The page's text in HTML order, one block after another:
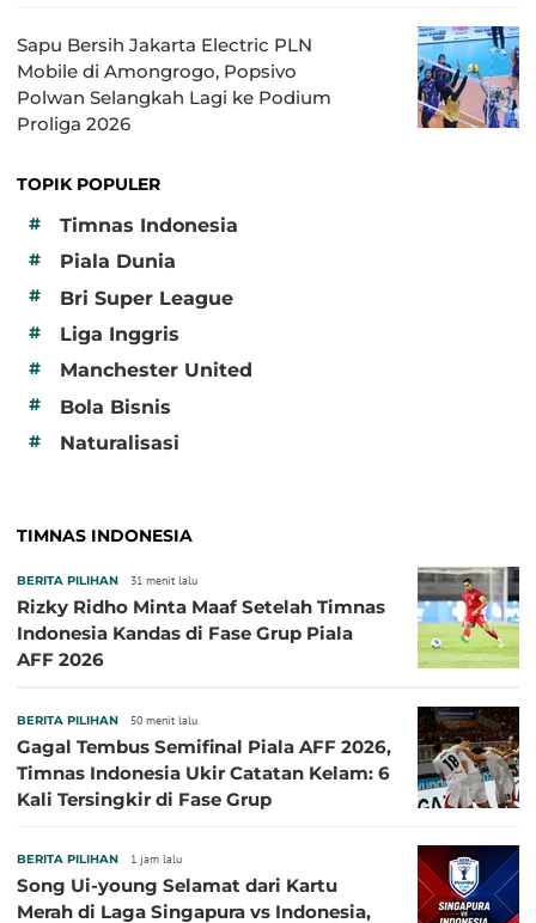
Sapu Bersih Jakarta Electric PLN
Mobile di Amongrogo, Popsivo
Polwan Selangkah Lagi ke Podium
Proliga 2026
TOPIK POPULER
#
Timnas Indonesia
# Piala Dunia
# Bri Super League
# Liga Inggris
# Manchester United
# Bola Bisnis
# Naturalisasi
TIMNAS INDONESIA
BERITA PILIHAN 31 menit lalu
Rizky Ridho Minta Maaf Setelah Timnas
Indonesia Kandas di Fase Grup Piala
AFF 2026
BERITA PILIHAN 50 menit lalu
Gagal Tembus Semifinal Piala AFF 2026,
Timnas Indonesia Ukir Catatan Kelam: 6
Kali Tersingkir di Fase Grup
BERITA PILIHAN 1 jam lalu
Song Ui-young Selamat dari Kartu
Merah di Laga Singapura vs Indonesia,